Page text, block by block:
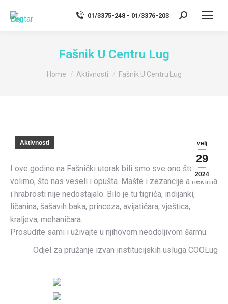
01/3375-248 - 01/3376-203 Search:
Fašnik U Centru Lug
You are here:
Home Aktivnosti Fašnik U Centru Lug
velj
29
2024
Aktivnosti
I ove godine na Fašnički utorak bili smo sve ono što
volimo, što nas veseli i opušta. Mašte i zezancije a nekima
i hrabrosti nije nedostajalo. Bilo je tu tigrića, indijanki,
ličanina, šašavih baka, princeza, avijatičara, vještica,
kraljeva, mehaničara..
Prosudite sami i uživajte u njihovom neodoljivom šarmu.
Odjel za pružanje izvan institucijskih usluga COOLug